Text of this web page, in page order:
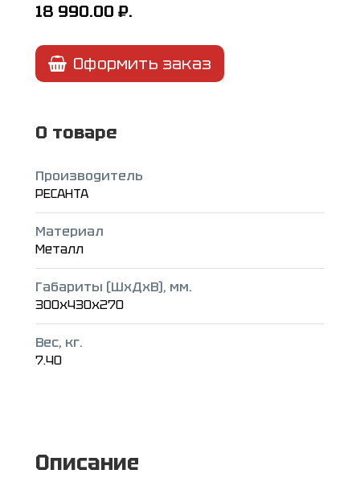
18 990.00 ₽.
Оформить заказ
О товаре
Производитель
РЕСАНТА
Материал
Металл
Габариты (ШxДxВ), мм.
300x430x270
Вес, кг.
7.40
Описание